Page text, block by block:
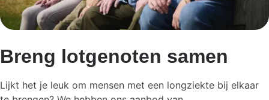
Breng lotgenoten samen
Lijkt het je leuk om mensen met een longziekte bij elkaar